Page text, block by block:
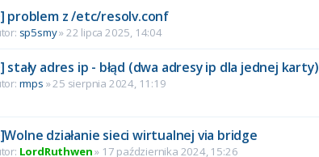
problem z /etc/resolv.conf
sp5smy» 22 lipca 2025, 14:04
stały adres ip - błąd (dwa adresy ip dla jednej karty)
rmps » 25 sierpnia 2024, 11:19
działanie sieci wirtualnej via bridge
LordRuthwen» 17 października 2024, 15:26